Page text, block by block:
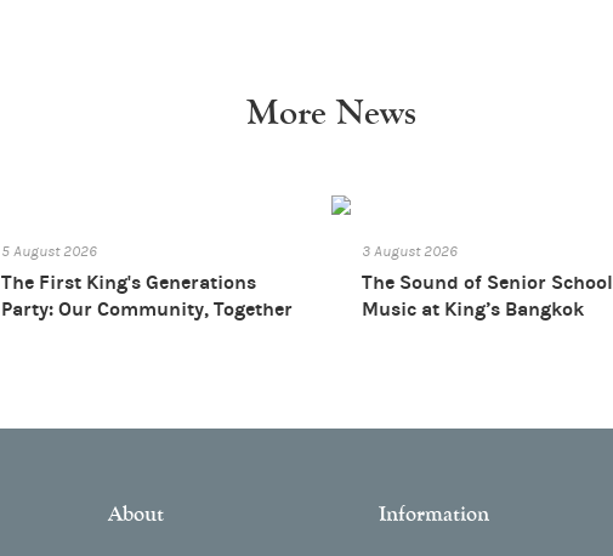
More News
5 August 2026
The First King's Generations
Party: Our Community, Together
3 August 2026
The Sound of Senior School
Music at King’s Bangkok
About Information